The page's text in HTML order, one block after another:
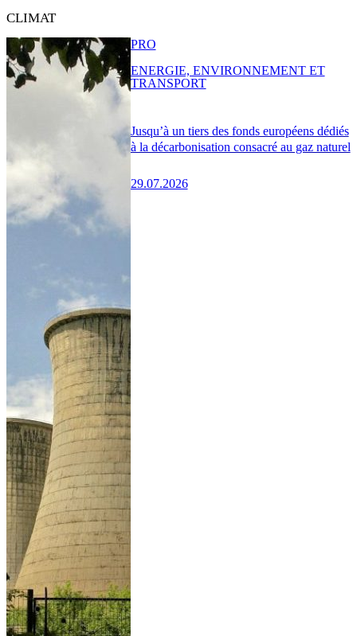
CLIMAT
Jusqu’à un tiers des fonds européens dédiés
à la décarbonisation consacré au gaz naturel
29.07.2026
PRO
ENERGIE, ENVIRONNEMENT ET
TRANSPORT